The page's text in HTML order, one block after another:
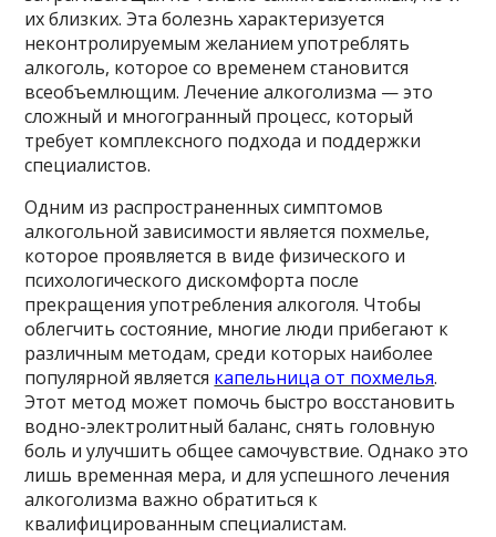
их близких. Эта болезнь характеризуется
неконтролируемым желанием употреблять
алкоголь, которое со временем становится
всеобъемлющим. Лечение алкоголизма — это
сложный и многогранный процесс, который
требует комплексного подхода и поддержки
специалистов.
Одним из распространенных симптомов
алкогольной зависимости является похмелье,
которое проявляется в виде физического и
психологического дискомфорта после
прекращения употребления алкоголя. Чтобы
облегчить состояние, многие люди прибегают к
различным методам, среди которых наиболее
популярной является капельница от похмелья.
Этот метод может помочь быстро восстановить
водно-электролитный баланс, снять головную
боль и улучшить общее самочувствие. Однако это
лишь временная мера, и для успешного лечения
алкоголизма важно обратиться к
квалифицированным специалистам.